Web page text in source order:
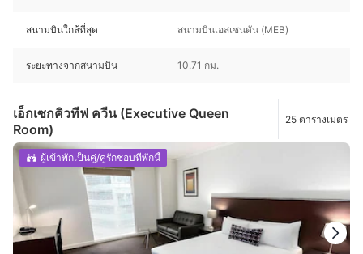
สนามบินใกล้ที่สุด สนามบินเอสเซนดัน (MEB)
ระยะทางจากสนามบิน 10.71 กม.
เอ็กเซกคิวทีฟ ควีน (Executive Queen
Room)
25 ตารางเมตร
ผู้เข้าพักเป็นคู่/คู่รักชอบที่พักนี้